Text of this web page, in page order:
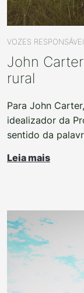
VOZES
John
rural
Para John
idealizador da
sentido da
Leia mais